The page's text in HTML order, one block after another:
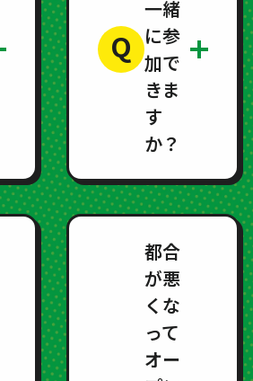
Q
一緒
に参
加で
きま
す
か？
都合
が悪
くな
って
オー